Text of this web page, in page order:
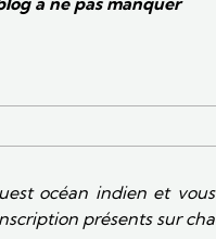
océan indien et
présents sur